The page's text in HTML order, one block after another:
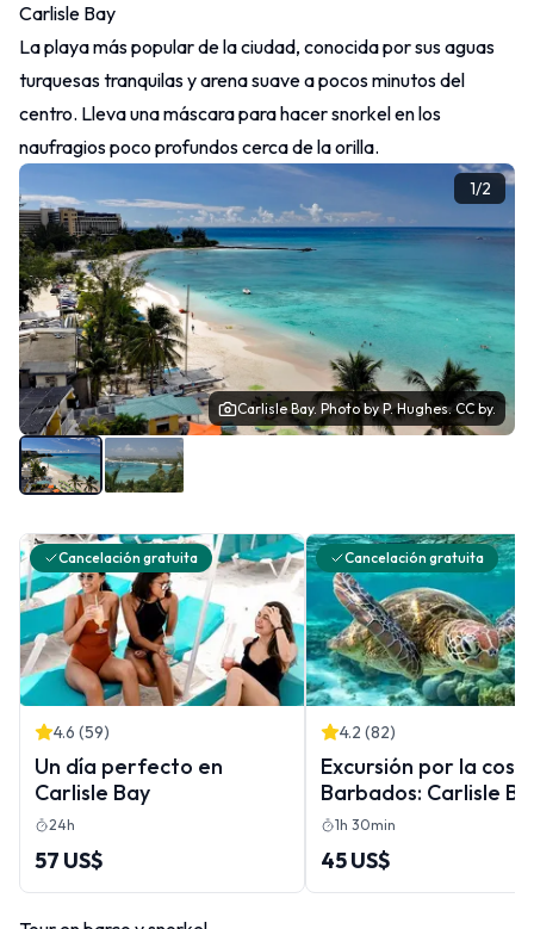
Carlisle Bay
La playa más popular de la ciudad, conocida por sus aguas
turquesas tranquilas y arena suave a pocos minutos del
centro. Lleva una máscara para hacer snorkel en los
naufragios poco profundos cerca de la orilla.
1/2
Carlisle Bay.PhotobyP. Hughes.CC by.
Cancelación gratuita
4.6 (59)
Un día perfecto en
Carlisle Bay
24h
57 US$
Cancelación gratuita
4.2 (82)
Excursión por la
Barbados: Carlisle
Turtle & Shipwreck
1h 30min
45 US$